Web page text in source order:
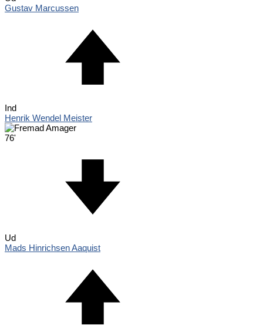
Gustav Marcussen
Ind
Henrik Wendel Meister
76'
Ud
Mads Hinrichsen Aaquist